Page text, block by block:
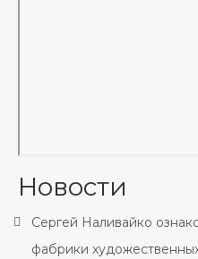
Новости
Сергей Наливайко
фабрики